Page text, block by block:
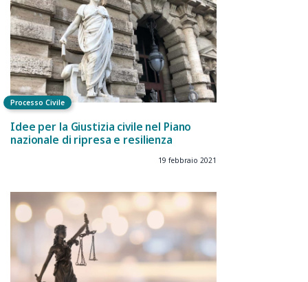
Processo Civile
Idee per la Giustizia civile nel Piano
nazionale di ripresa e resilienza
19 febbraio 2021